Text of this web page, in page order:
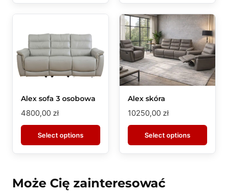
Alex sofa 3 osobowa
4800,00 zł
Select options
Alex skóra
10250,00 zł
Select options
Może Cię zainteresować